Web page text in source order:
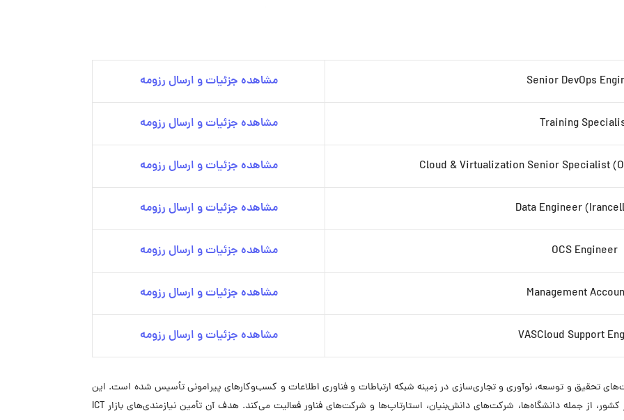
Senior DevOps مشاهده جزئیات و ارسال رزومه
Training مشاهده جزئیات و ارسال رزومه
Cloud & Virtualization Senior Specialist مشاهده جزئیات و ارسال رزومه
Data Engineer مشاهده جزئیات و ارسال رزومه
OCS Engineer مشاهده جزئیات و ارسال رزومه
Management مشاهده جزئیات و ارسال رزومه
VASCloud Support مشاهده جزئیات و ارسال رزومه
با مأموریت انجام فعالیت‌های تحقیق و توسعه، نوآوری و تجاری‌سازی در زمینه شبکه ارتباطات و فناوری اطلاعات و کسب‌وکارهای پیرامونی تأسیس شده است. این
مجموعه با کمک مراکز علمی و پژوهشی داخل و خارج از کشور، از جمله دانشگاه‌ها، شرکت‌های دانش‌بنیان، استارتاپ‌ها و شرکت‌های فناور فعالیت می‌کند. هدف آن تأمین نیازمندی‌های بازار ICT